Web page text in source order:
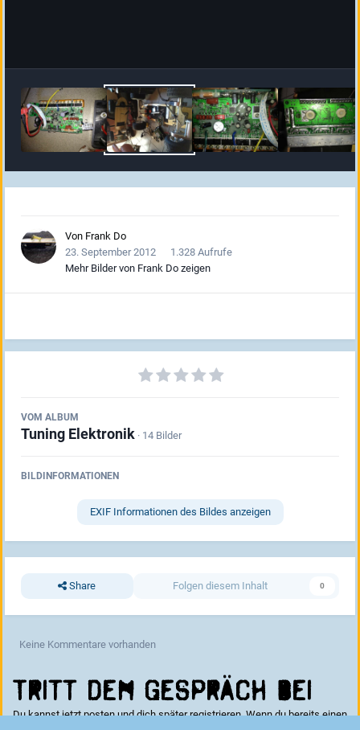
Von Frank Do
23. September 2012
1.328 Aufrufe
Mehr Bilder von Frank Do zeigen
VOM ALBUM
Tuning Elektronik · 14 Bilder
BILDINFORMATIONEN
EXIF Informationen des Bildes anzeigen
Share Folgen diesem Inhalt 0
Keine Kommentare vorhanden
Tritt dem Gespräch bei
Du kannst jetzt posten und dich später registrieren. Wenn du bereits einen